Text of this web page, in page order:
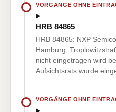
VORGÄNGE OHNE
HRB 84865
HRB 84865: NXP
Hamburg,
nicht eingetragen wird
Aufsichtsrats wurde
VORGÄNGE OHNE